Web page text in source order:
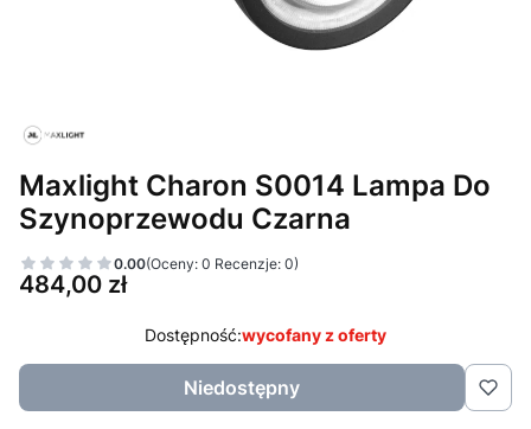
Maxlight Charon S0014 Lampa Do
Szynoprzewodu Czarna
0.00(Oceny: 0 Recenzje: 0)
Cena
484,00 zł
Dostępność:wycofany z oferty
Niedostępny